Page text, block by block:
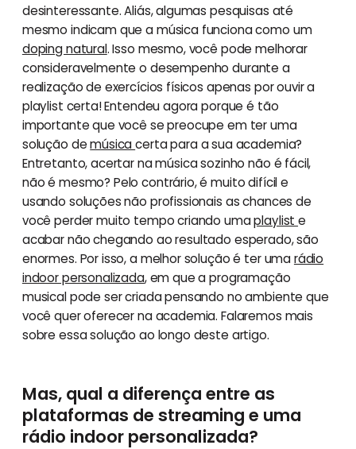
desinteressante. Aliás, algumas pesquisas até
mesmo indicam que a música funciona como um
doping natural. Isso mesmo, você pode melhorar
consideravelmente o desempenho durante a
realização de exercícios físicos apenas por ouvir a
playlist certa! Entendeu agora porque é tão
importante que você se preocupe em ter uma
solução demúsicacerta para a sua academia?
Entretanto, acertar na música sozinho não é fácil,
não é mesmo? Pelo contrário, é muito difícil e
usando soluções não profissionais as chances de
você perder muito tempo criando umaplayliste
acabar não chegando ao resultado esperado, são
enormes. Por isso, a melhor solução é ter umarádio
indoor personalizada, em que a programação
musical pode ser criada pensando no ambiente que
você quer oferecer na academia. Falaremos mais
sobre essa solução ao longo deste artigo.
Mas, qual a diferença entre as
plataformas de streaming e uma
rádio indoor personalizada?